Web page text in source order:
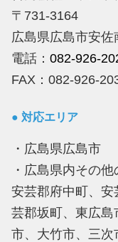
〒731-3164
広島県広島市安
電話： 082-926-
FAX：082-926-
● 対応エリア
・広島県広島市
・広島県内その
安芸郡府中町、
芸郡坂町、東広
市、大竹市、三